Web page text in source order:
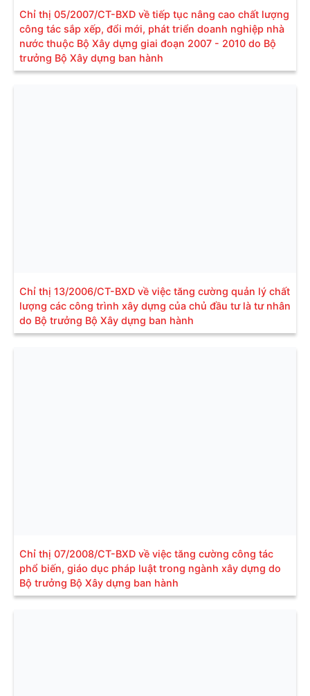
Chỉ thị 05/2007/CT-BXD về tiếp tục nâng cao chất lượng
công tác sắp xếp, đổi mới, phát triển doanh nghiệp nhà
nước thuộc Bộ Xây dựng giai đoạn 2007 - 2010 do Bộ
trưởng Bộ Xây dựng ban hành
Chỉ thị 13/2006/CT-BXD về việc tăng cường quản lý chất
lượng các công trình xây dựng của chủ đầu tư là tư nhân
do Bộ trưởng Bộ Xây dựng ban hành
Chỉ thị 07/2008/CT-BXD về việc tăng cường công tác
phổ biến, giáo dục pháp luật trong ngành xây dựng do
Bộ trưởng Bộ Xây dựng ban hành